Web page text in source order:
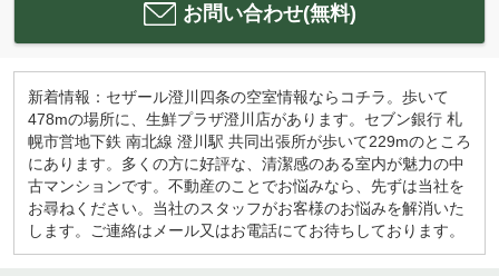
お問い合わせ(無料)
新着情報：セザール澄川四条の空室情報ならコチラ。歩いて
478mの場所に、生鮮プラザ澄川店があります。セブン銀行 札
幌市営地下鉄 南北線 澄川駅 共同出張所が歩いて229mのところ
にあります。多くの方に好評な、清潔感のある室内が魅力の中
古マンションです。不動産のことでお悩みなら、先ずは当社を
お尋ねください。当社のスタッフがお客様のお悩みを解消いた
します。ご連絡はメール又はお電話にてお待ちしております。